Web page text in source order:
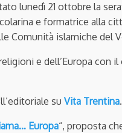
lunedì 21 ottobre la
e formatrice alla
Comunità islamiche del
e dell’Europa con il
su Vita Trentina.
Europa“, proposta